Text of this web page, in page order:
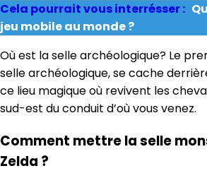
Cela pourrait vous interrésser :
jeu mobile au monde ?
Où est la selle archéologique? Le
selle archéologique, se cache
ce lieu magique où revivent les
sud-est du conduit d’où vous venez.
Comment mettre la selle
Zelda ?